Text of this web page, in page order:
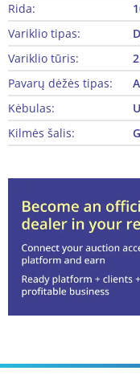
Rida:
Variklio tipas:
Variklio tūris:
Pavarų dėžės tipas:
Kėbulas:
Kilmės šalis: